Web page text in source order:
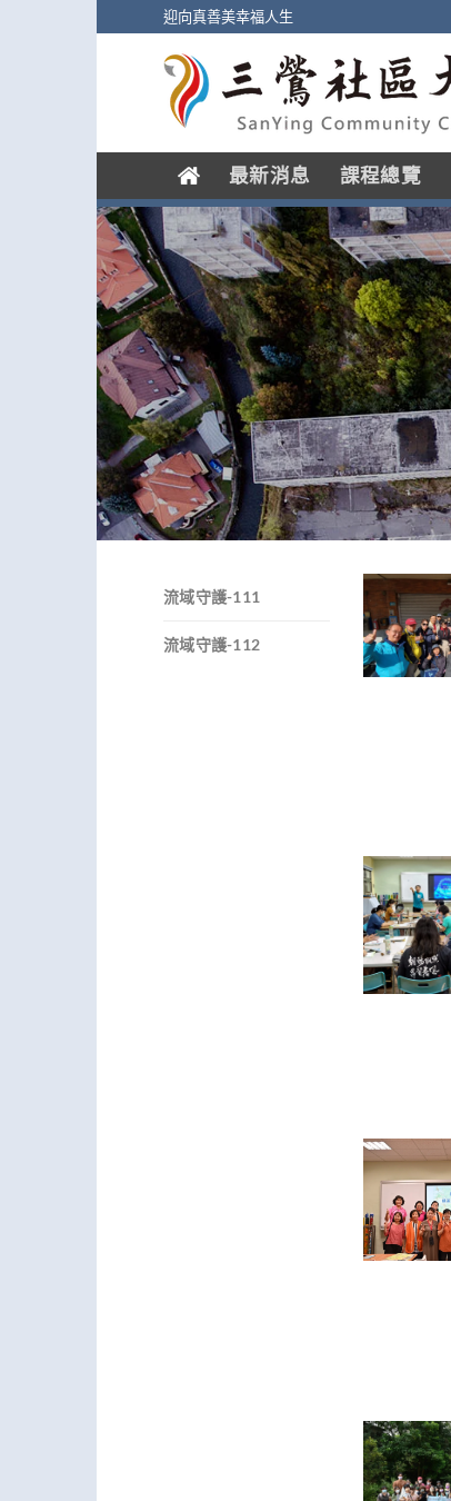
迎向真善美幸福人生
. 最新消息 課程總覽
流域守護-111
流域守護-112